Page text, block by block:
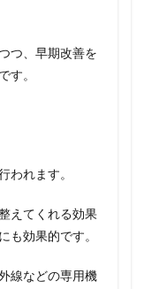
つ、早期改善を
す。
われます。
えてくれる効果
も効果的です。
線などの専用機